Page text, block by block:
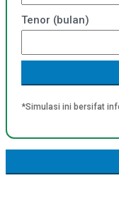
Tenor (bulan)
*Simulasi ini bersifat